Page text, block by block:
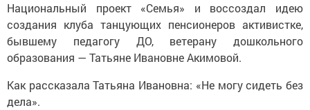
Национальный проект «Семья» и воссоздал идею
создания клуба танцующих пенсионеров активистке,
бывшему педагогу ДО, ветерану дошкольного
образования — Татьяне Ивановне Акимовой.
Как рассказала Татьяна Ивановна: «Не могу сидеть без
дела».